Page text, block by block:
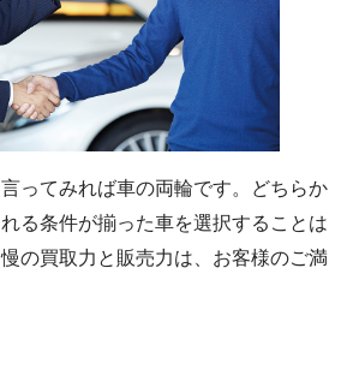
ってみれば車の両輪です。どちらか
る条件が揃った車を選択することは
の買取力と販売力は、お客様のご満